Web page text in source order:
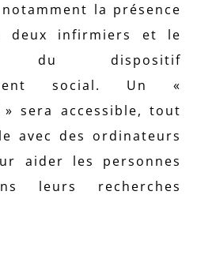
la présence
deux infirmiers et le
du dispositif
social. Un «
sera accessible, tout
avec des ordinateurs
aider les personnes
leurs recherches